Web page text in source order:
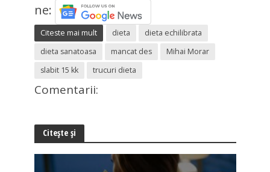
ne:
Citeste mai mult dieta
dieta echilibrata
dieta sanatoasa
mancat des
Mihai Morar
slabit 15 kk
trucuri dieta
Comentarii:
Citește și